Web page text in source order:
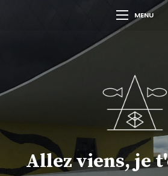
MENU
Allez viens, je